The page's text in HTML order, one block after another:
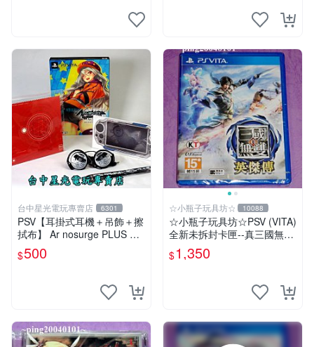
台中星光電玩專賣店 6301
PSV【耳掛式耳機＋吊飾＋擦
拭布】 Ar nosurge PLUS 獻
給誕生之星的祈禱詩 【限定
特典升級包】台中星光電玩
$500
☆小瓶子玩具坊☆ 10088
☆小瓶子玩具坊☆PSV (VITA)
全新未拆封卡匣--真三國無雙
英傑傳 中文版
$1,350